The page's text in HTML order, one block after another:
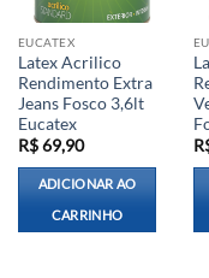
EUCATEX
Latex Acrilico
Rendimento Extra
Jeans Fosco 3,6lt
Eucatex
R$69,90
ADICIONAR AO
CARRINHO